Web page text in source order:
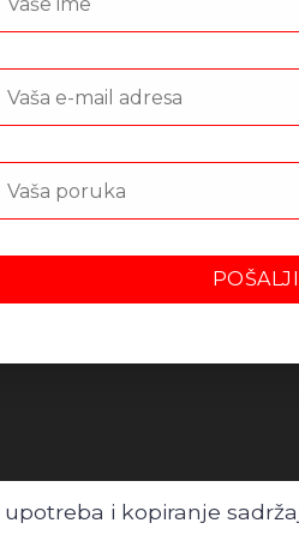
i kopiranje